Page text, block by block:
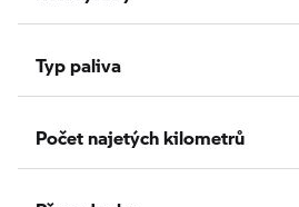
Typ paliva
Počet najetých kilometrů